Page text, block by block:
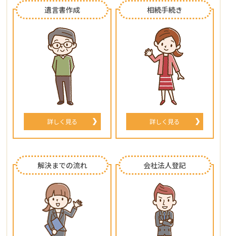
遺言書作成
詳しく見る
相続手続き
詳しく見る
解決までの流れ 会社法人登記